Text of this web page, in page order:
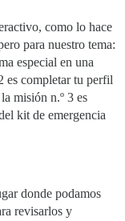
como lo hace
para nuestro tema:
especial en una
es completar tu perfil
misión n.º 3 es
kit de emergencia
donde podamos
revisarlos y